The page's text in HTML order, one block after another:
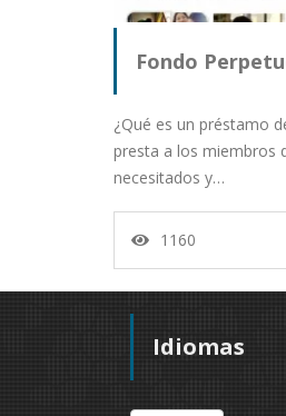
Fondo
¿Qué es un préstamo
presta a los miembros
necesitados y…
1160
Idiomas